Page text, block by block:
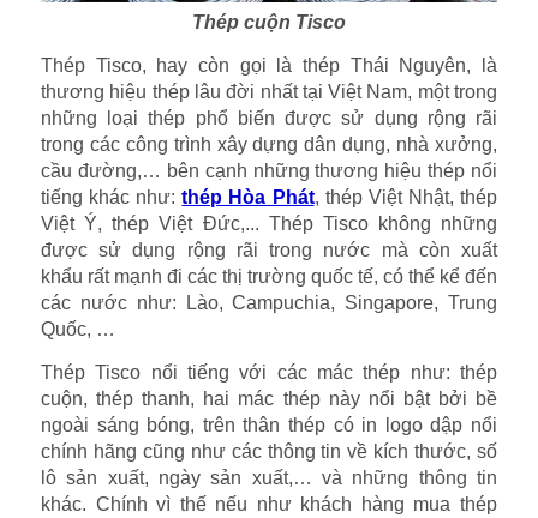
Thép cuộn Tisco
Thép Tisco, hay còn gọi là thép Thái Nguyên, là
thương hiệu thép lâu đời nhất tại Việt Nam, một trong
những loại thép phổ biến được sử dụng rộng rãi
trong các công trình xây dựng dân dụng, nhà xưởng,
cầu đường,… bên cạnh những thương hiệu thép nổi
tiếng khác như:thép Hòa Phát, thép Việt Nhật, thép
Việt Ý, thép Việt Đức,... Thép Tisco không những
được sử dụng rộng rãi trong nước mà còn xuất
khẩu rất mạnh đi các thị trường quốc tế, có thể kể đến
các nước như: Lào, Campuchia, Singapore, Trung
Quốc, …
Thép Tisco nổi tiếng với các mác thép như: thép
cuộn, thép thanh, hai mác thép này nổi bật bởi bề
ngoài sáng bóng, trên thân thép có in logo dập nổi
chính hãng cũng như các thông tin về kích thước, số
lô sản xuất, ngày sản xuất,… và những thông tin
khác. Chính vì thế nếu như khách hàng mua thép